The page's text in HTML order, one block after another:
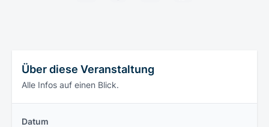
Über diese Veranstaltung
Alle Infos auf einen Blick.
Datum